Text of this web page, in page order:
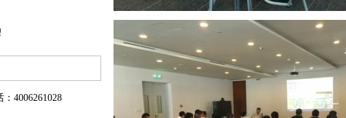
4006261028